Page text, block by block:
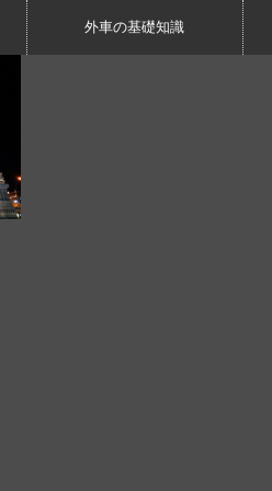
外車の基礎知識